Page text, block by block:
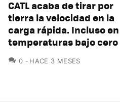
CATL acaba de tirar por
tierra la velocidad en la
carga rápida. Incluso en
temperaturas bajo cero
0 COMENTARIOS
HACE 3 MESES